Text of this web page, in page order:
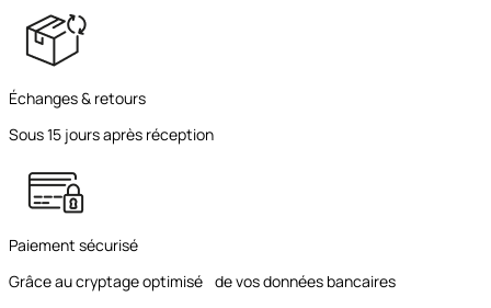
Échanges & retours
Sous 15 jours après réception
Paiement sécurisé
Grâce au cryptage optimisé de vos données bancaires